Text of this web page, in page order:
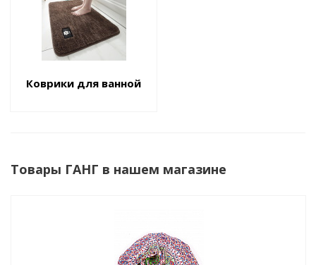
Коврики для ванной
Товары ГАНГ в нашем магазине